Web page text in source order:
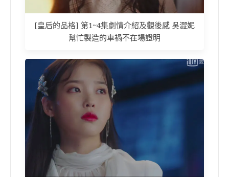
[皇后的品格] 第1~4集劇情介紹及觀後感 吳澀妮
幫忙製造的車禍不在場證明